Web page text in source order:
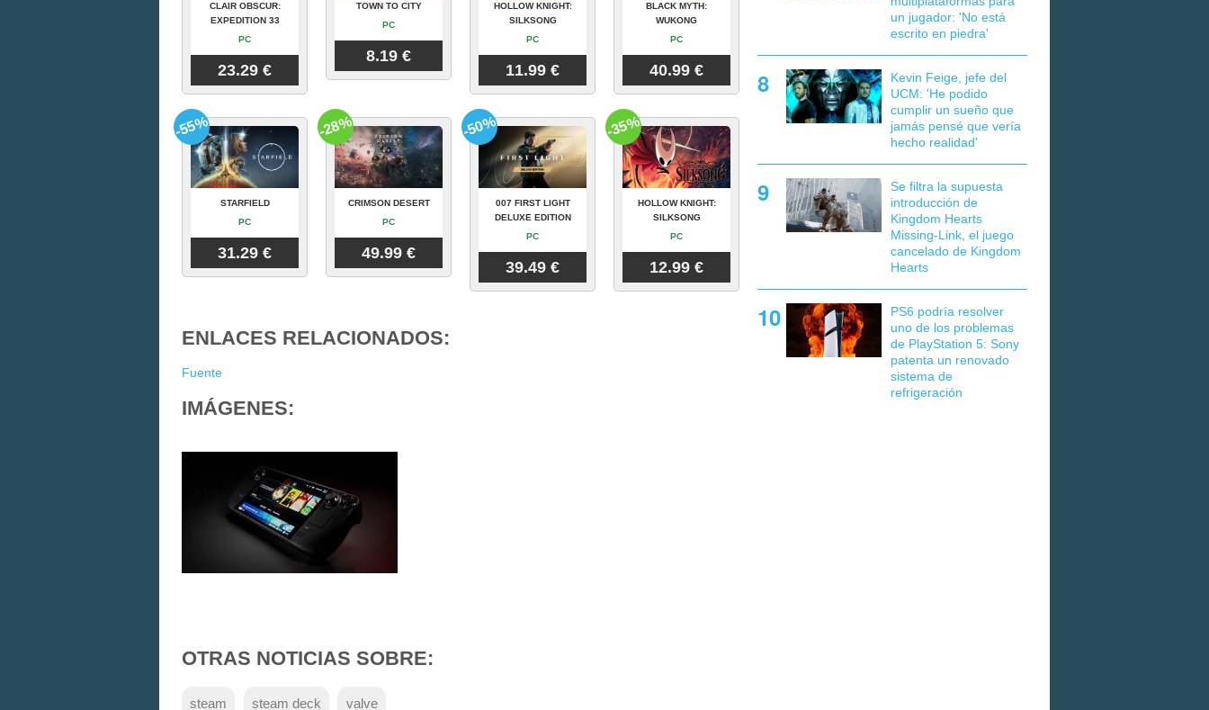
CLAIR OBSCUR:
EXPEDITION 33
PC
23.29 €
TOWN TO CITY
PC
8.19 €
HOLLOW KNIGHT:
SILKSONG
PC
11.99 €
BLACK MYTH:
WUKONG
PC
40.99 €
STARFIELD
PC
31.29 €
-55%
CRIMSON DESERT
PC
49.99 €
-28%
007 FIRST LIGHT
DELUXE EDITION
PC
39.49 €
-50%
HOLLOW KNIGHT:
SILKSONG
PC
12.99 €
-35%
ENLACES RELACIONADOS:
Fuente
IMÁGENES:
OTRAS NOTICIAS SOBRE:
steam steam deck valve
un jugador: 'No está
escrito en piedra'
Kevin Feige, jefe del
UCM: 'He podido
cumplir un sueño que
jamás pensé que vería
hecho realidad'
Se filtra la supuesta
introducción de
Kingdom Hearts
Missing-Link, el juego
cancelado de Kingdom
Hearts
PS6 podría resolver
uno de los problemas
de PlayStation 5: Sony
patenta un renovado
sistema de
refrigeración